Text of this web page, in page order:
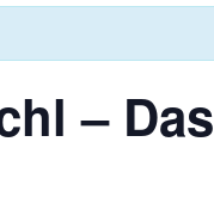
– Das